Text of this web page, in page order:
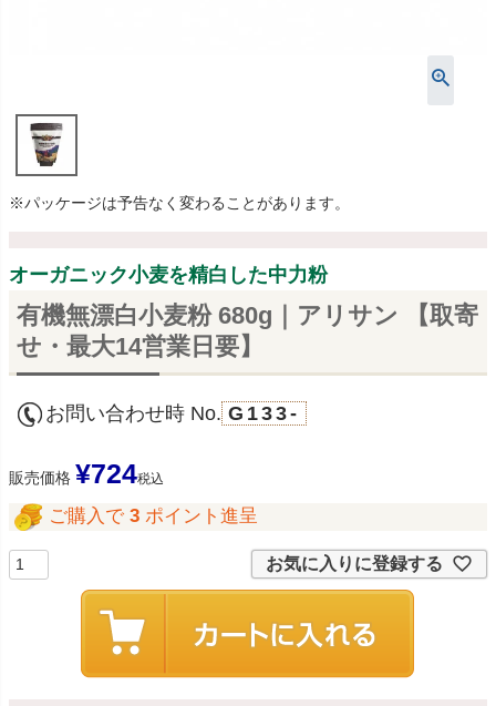
※パッケージは予告なく変わることがあります。
オーガニック小麦を精白した中力粉
有機無漂白小麦粉 680g｜アリサン 【取寄
せ・最大14営業日要】
お問い合わせ時 No. G133-
販売価格 ¥724税込
ご購入で 3 ポイント進呈
お気に入りに登録する